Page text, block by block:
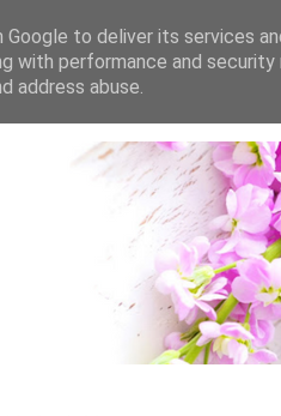
KOOPERATION
to deliver its services
with performance and
address abuse.